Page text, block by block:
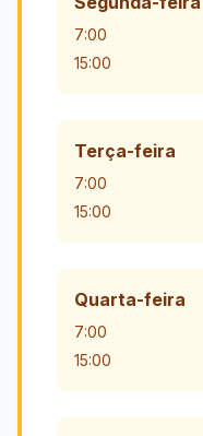
7:00
15:00
Terça-feira
7:00
15:00
Quarta-feira
7:00
15:00